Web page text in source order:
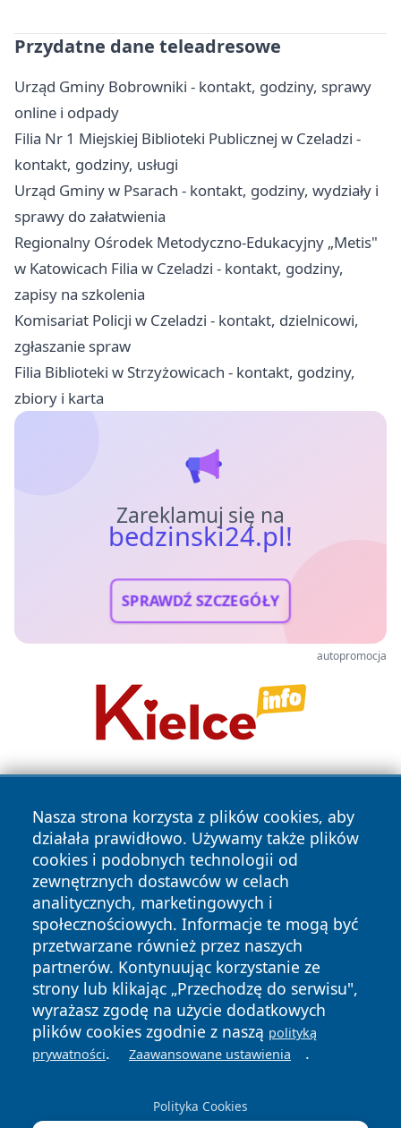
Przydatne dane teleadresowe
Urząd Gminy Bobrowniki - kontakt, godziny, sprawy
online i odpady
Filia Nr 1 Miejskiej Biblioteki Publicznej w Czeladzi -
kontakt, godziny, usługi
Urząd Gminy w Psarach - kontakt, godziny, wydziały i
sprawy do załatwienia
Regionalny Ośrodek Metodyczno-Edukacyjny „Metis"
w Katowicach Filia w Czeladzi - kontakt, godziny,
zapisy na szkolenia
Komisariat Policji w Czeladzi - kontakt, dzielnicowi,
zgłaszanie spraw
Filia Biblioteki w Strzyżowicach - kontakt, godziny,
zbiory i karta
Zareklamuj się na
bedzinski24.pl!
SPRAWDŹ SZCZEGÓŁY
autopromocja
Nasza strona korzysta z plików cookies, aby
działała prawidłowo. Używamy także plików
cookies i podobnych technologii od
zewnętrznych dostawców w celach
analitycznych, marketingowych i
społecznościowych. Informacje te mogą być
przetwarzane również przez naszych
partnerów. Kontynuując korzystanie ze
strony lub klikając „Przechodzę do serwisu",
wyrażasz zgodę na użycie dodatkowych
plików cookies zgodnie z naszą polityką
prywatności. Zaawansowane ustawienia .
Polityka Cookies
Copyright © 2026 bedzinski24.pl Wszystkie prawa
zastrzeżone.
News Autorzy
Polityka
Prywatności
Polityka
Cookies